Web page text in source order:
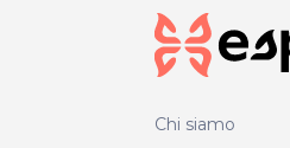
Chi siamo